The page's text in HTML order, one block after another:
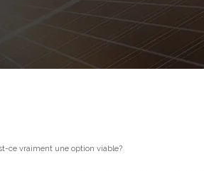
ce vraiment une option viable?